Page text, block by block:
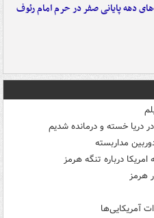
دهه پایانی صفر در حرم امام رئوف
درباره تنگه هرمز
هرمز
آمریکایی‌ها